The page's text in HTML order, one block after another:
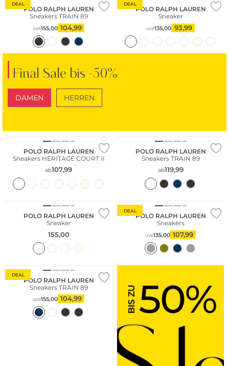
DEAL
POLO RALPH LAUREN
Sneakers TRAIN 89
UVP155,00 104,99
DEAL
POLO RALPH LAUREN
Sneaker
UVP135,00 93,99
Final Sale bis -50%
DAMEN HERREN
POLO RALPH LAUREN
Sneakers HERITAGE COURT II
ab107,99
POLO RALPH LAUREN
Sneakers TRAIN 89
ab119,99
POLO RALPH LAUREN
Sneaker
155,00
DEAL
POLO RALPH LAUREN
Sneakers
UVP135,00 107,99
DEAL
POLO RALPH LAUREN
Sneakers TRAIN 89
UVP155,00 104,99